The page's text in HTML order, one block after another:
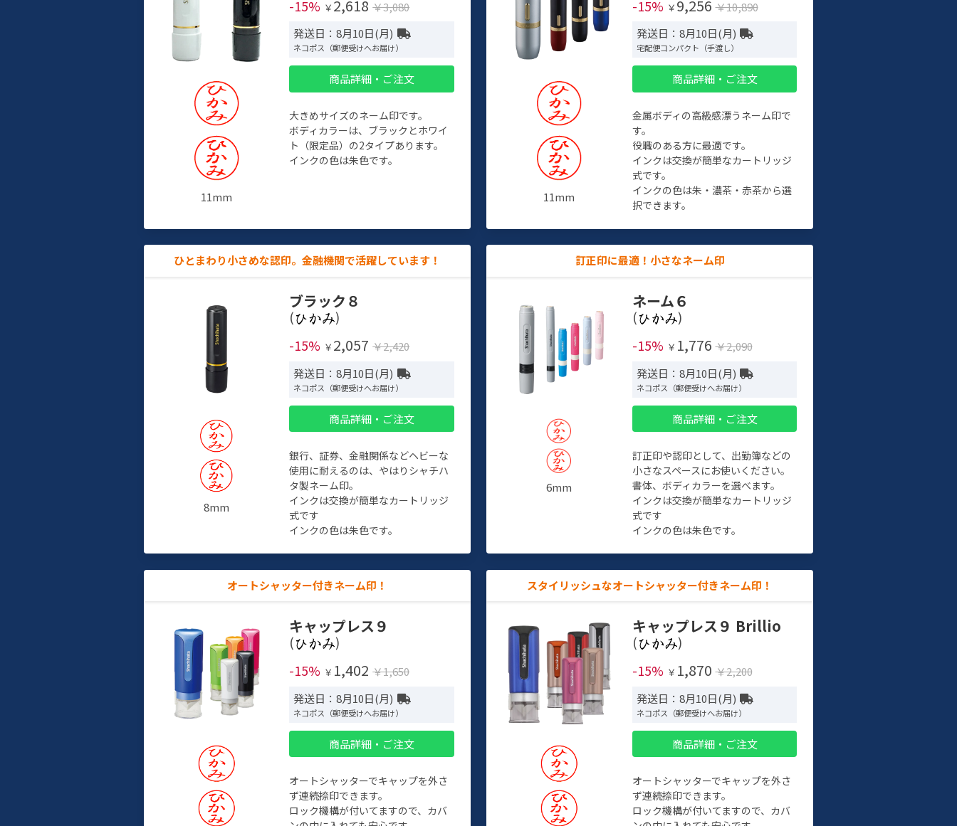
11mm
-15% ￥ 2,618 ￥3,080
発送日：8月10日(月)
ネコポス（郵便受けへお届け）
商品詳細・ご注文
大きめサイズのネーム印です。
ボディカラーは、ブラックとホワイ
ト（限定品）の2タイプあります。
インクの色は朱色です。
11mm
-15% ￥ 9,256 ￥10,890
発送日：8月10日(月)
宅配便コンパクト（手渡し）
商品詳細・ご注文
金属ボディの高級感漂うネーム印で
す。
役職のある方に最適です。
インクは交換が簡単なカートリッジ
式です。
インクの色は朱・濃茶・赤茶から選
択できます。
ひとまわり小さめな認印。金融機関で活躍しています！
8mm
ブラック８
(
)
-15% ￥ 2,057 ￥2,420
発送日：8月10日(月)
ネコポス（郵便受けへお届け）
商品詳細・ご注文
銀行、証券、金融関係などヘビーな
使用に耐えるのは、やはりシャチハ
タ製ネーム印。
インクは交換が簡単なカートリッジ
式です
インクの色は朱色です。
訂正印に最適！小さなネーム印
6mm
ネーム６
(
)
-15% ￥ 1,776 ￥2,090
発送日：8月10日(月)
ネコポス（郵便受けへお届け）
商品詳細・ご注文
訂正印や認印として、出勤簿などの
小さなスペースにお使いください。
書体、ボディカラーを選べます。
インクは交換が簡単なカートリッジ
式です
インクの色は朱色です。
オートシャッター付きネーム印！
キャップレス９
(
)
-15% ￥ 1,402 ￥1,650
発送日：8月10日(月)
ネコポス（郵便受けへお届け）
商品詳細・ご注文
オートシャッターでキャップを外さ
ず連続捺印できます。
ロック機構が付いてますので、カバ
スタイリッシュなオートシャッター付きネーム印！
キャップレス９ Brillio
(
)
-15% ￥ 1,870 ￥2,200
発送日：8月10日(月)
ネコポス（郵便受けへお届け）
商品詳細・ご注文
オートシャッターでキャップを外さ
ず連続捺印できます。
ロック機構が付いてますので、カバ